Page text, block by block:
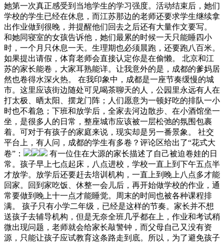
她第一次真正感受到当地学生的学习强度。活动结束后，她们
学校的学生已经在休息，而江苏那边的老师还要求学生继续拿
出作业做到很晚，并提醒他们回去之后还有大量作文要写。
和她同寝室的女孩告诉他，她们最累的时候一天只能睡四小
时，一个月只休息一天。生理期也必须晨跑，还要跑八百米。
如果提出请假，体育老师会直接认定你是在偷懒。 北京和江
苏的家长能卷，大家耳熟能详。让我意外的是，成都的爹妈居
然也卷得水深火热。 在我印象中，成都是一座节奏缓慢的城
市。这里应该街边随处可见喝茶聊天的人，公园里永远有人在
打太极、晒太阳、摆龙门阵；人们愿意为一顿好吃的排队一小
时也不着急；下班和放学后，全家去河边散步、在小酒馆坐一
坐，是很多人的日常，整座城市应该被一层松弛的氛围包裹
着。可对于有孩子的家庭来说，现实却是另一番景象。 社交
平台上，有人问，成都的学生有多卷？评论区给出了“花式大
卷”：
有一位住在大源的家长描述了自己被迫卷娃的日
常。孩子早上七点起床，八点进校，学校一直上到下午五点半
才放学。放学后还要赶去培训机构，一直上到晚上八点多才能
回家。回到家吃饭、休整一会儿后，再开始做学校的作业，通
常要做到晚上十一点才能睡觉。周末的时间也被各种课程排
满。 孩子只有小学二年级，已经是这样的节奏。家长并不想
送孩子去辅导机构，但是无奈全班几乎都在上，作业和考试稍
微出现问题，老师就会给家长敲警钟，而父母自己又没有资
源，只能让孩子应试教育这条路走到底。所以，为了避免孩子